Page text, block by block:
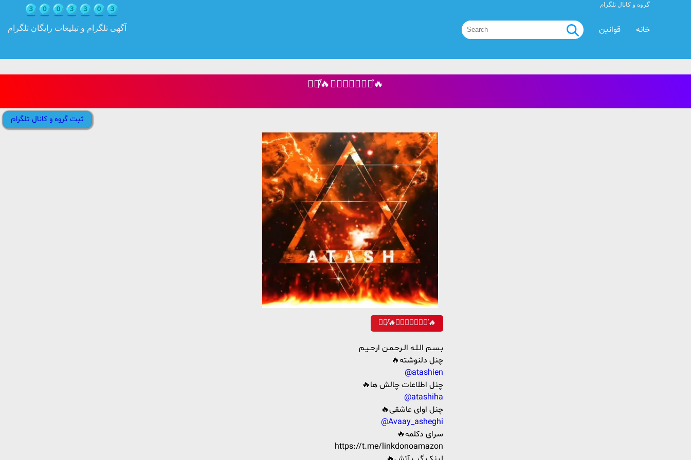
آگهی تلگرام و تبلیغات رایگان تلگرام
گروه و کانال تلگرام
قوانین خانه
𖣇⃟̸̽🔥𝐀𝐓𝐀𝐒𝐇𖣇⃟̽🔥
ثبت گروه و کانال تلگرام
𖣇⃟̸̽🔥𝐀𝐓𝐀𝐒𝐇𖣇⃟̽🔥
بـسـم الـلـه الـرحـمـن ارحـیـم
🔥چنل دلنوشته
@atashien
🔥چنل اطلاعات چالش ها
@atashiha
🔥چنل اوای عاشقی
@Avaay_asheghi
🔥سرای دکلمه
https://t.me/linkdonoamazon